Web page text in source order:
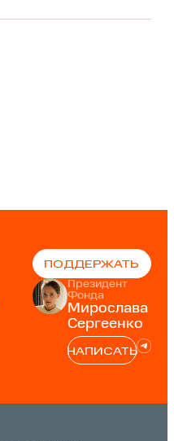
ПОДДЕРЖАТЬ
Президент
Фонда
Мирослава
Сергеенко
НАПИСАТЬ